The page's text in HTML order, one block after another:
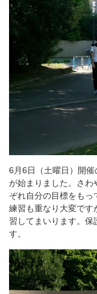
6月6日（土曜日）開
が始まりました。さわ
ぞれ自分の目標をもっ
練習も重なり大変です
習してまいります。保
す。